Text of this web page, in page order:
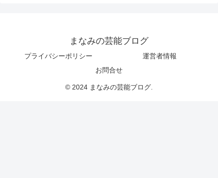
まなみの芸能ブログ
プライバシーポリシー
運営者情報
お問合せ
© 2024 まなみの芸能ブログ.